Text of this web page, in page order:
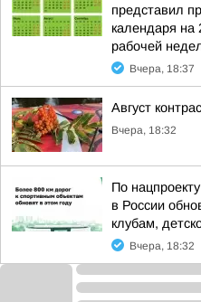
представил
календаря на
рабочей
Вчера, 18:37
Август
Вчера, 18:32
По
в России
клубам,
Вчера, 18:32